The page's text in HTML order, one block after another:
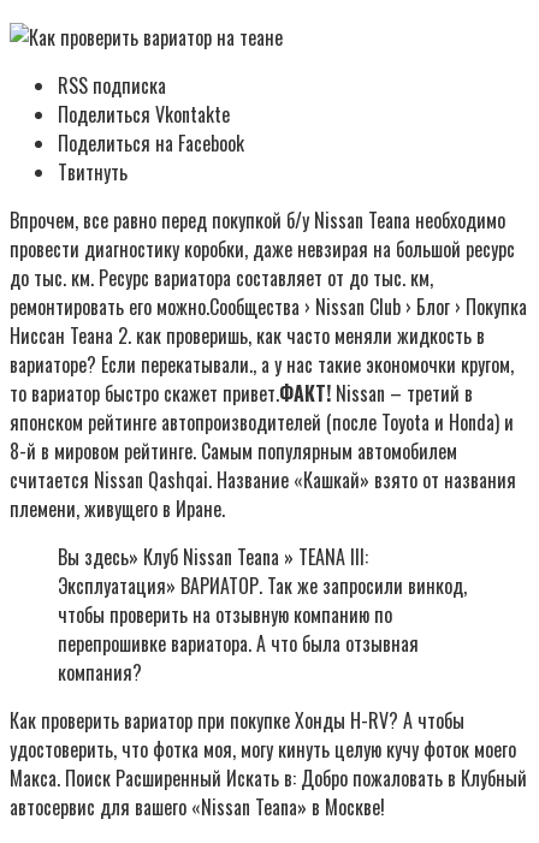
RSS подписка
Поделиться Vkontakte
Поделиться на Facebook
Твитнуть
Впрочем, все равно перед покупкой б/у Nissan Teana необходимо
провести диагностику коробки, даже невзирая на большой ресурс
до тыс. км. Ресурс вариатора составляет от до тыс. км,
ремонтировать его можно.Сообщества › Nissan Club › Блог › Покупка
Ниссан Теана 2. как проверишь, как часто меняли жидкость в
вариаторе? Если перекатывали., а у нас такие экономочки кругом,
то вариатор быстро скажет привет.ФАКТ! Nissan – третий в
японском рейтинге автопроизводителей (после Toyota и Honda) и
8-й в мировом рейтинге. Самым популярным автомобилем
считается Nissan Qashqai. Название «Кашкай» взято от названия
племени, живущего в Иране.
Вы здесь» Клуб Nissan Teana » TEANA III:
Эксплуатация» ВАРИАТОР. Так же запросили винкод,
чтобы проверить на отзывную компанию по
перепрошивке вариатора. А что была отзывная
компания?
Как проверить вариатор при покупке Хонды H-RV? А чтобы
удостоверить, что фотка моя, могу кинуть целую кучу фоток моего
Макса. Поиск Расширенный Искать в: Добро пожаловать в Клубный
автосервис для вашего «Nissan Teana» в Москве!